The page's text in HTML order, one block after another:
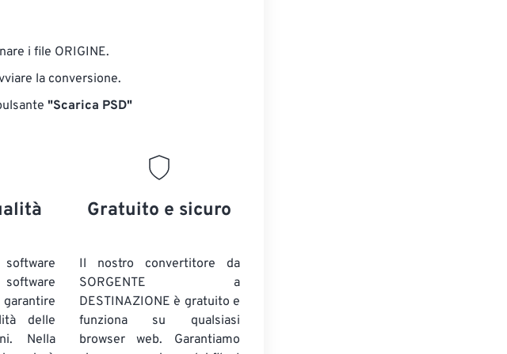
i file ORIGINE.
la conversione.
"Scarica PSD"
delle
Nella
Gratuito e sicuro
Il nostro convertitore da
SORGENTE a
DESTINAZIONE è gratuito e
funziona su qualsiasi
browser web. Garantiamo